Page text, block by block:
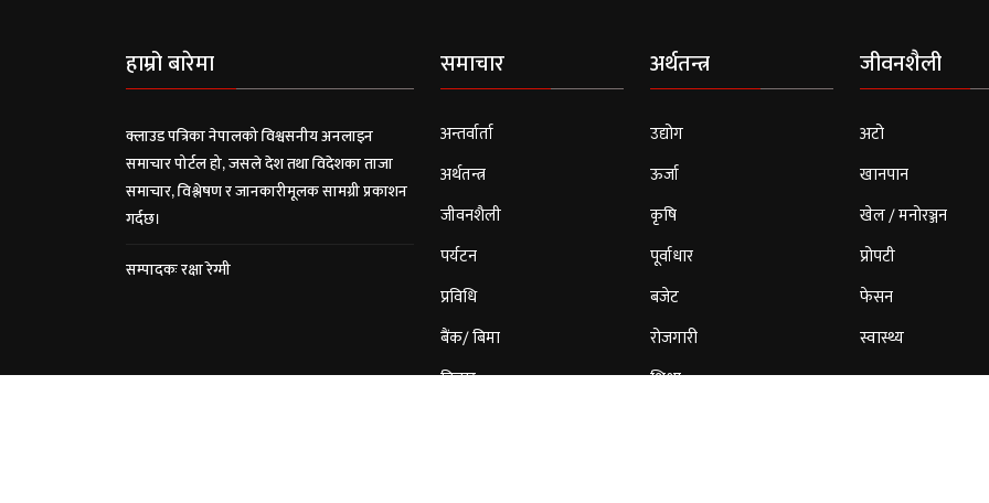
हाम्रो बारेमा
क्लाउड पत्रिका नेपालको विश्वसनीय अनलाइन
समाचार पोर्टल हो, जसले देश तथा विदेशका ताजा
समाचार, विश्लेषण र जानकारीमूलक सामग्री प्रकाशन
गर्दछ।
सम्पादकः रक्षा रेग्मी
समाचार
अन्तर्वार्ता
अर्थतन्त्र
जीवनशैली
पर्यटन
प्रविधि
बैंक/ बिमा
विचार
अर्थतन्त्र
उद्योग
ऊर्जा
कृषि
पूर्वाधार
बजेट
रोजगारी
शिक्षा
जीवनशैली
अटो
खानपान
खेल / मनोरञ्जन
प्रोपटी
फेसन
स्वास्थ्य